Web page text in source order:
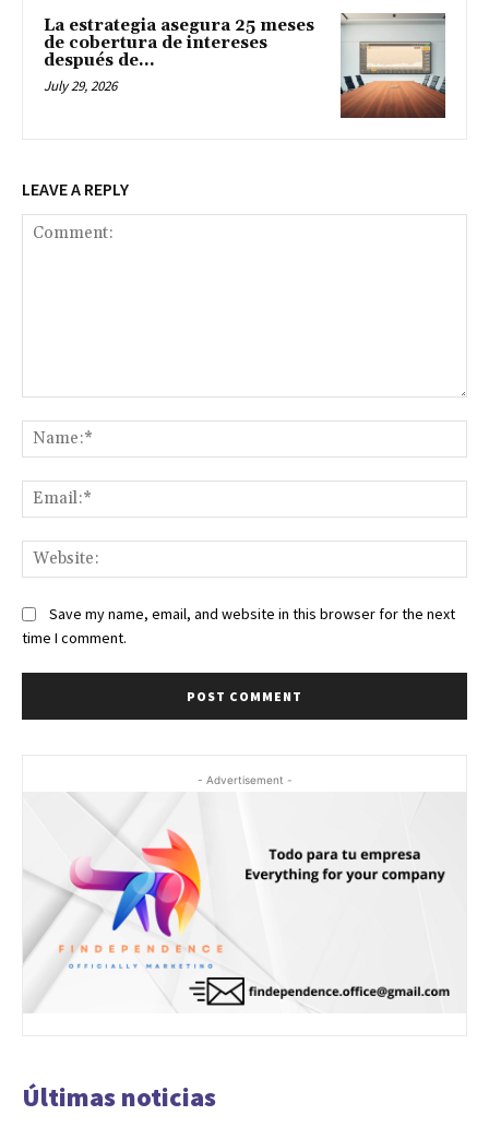
La estrategia asegura 25 meses
de cobertura de intereses
después de...
July 29, 2026
LEAVE A REPLY
Save my name, email, and website in this browser for the next
time I comment.
- Advertisement -
Últimas noticias